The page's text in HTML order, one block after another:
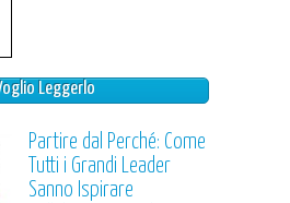
Leggerlo
Partire dal Perché: Come
Tutti i Grandi Leader
Sanno Ispirare